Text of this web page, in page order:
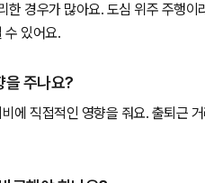
한 경우가 많아요. 도심 위주 주행
수 있어요.
을 주나요?
에 직접적인 영향을 줘요. 출퇴근